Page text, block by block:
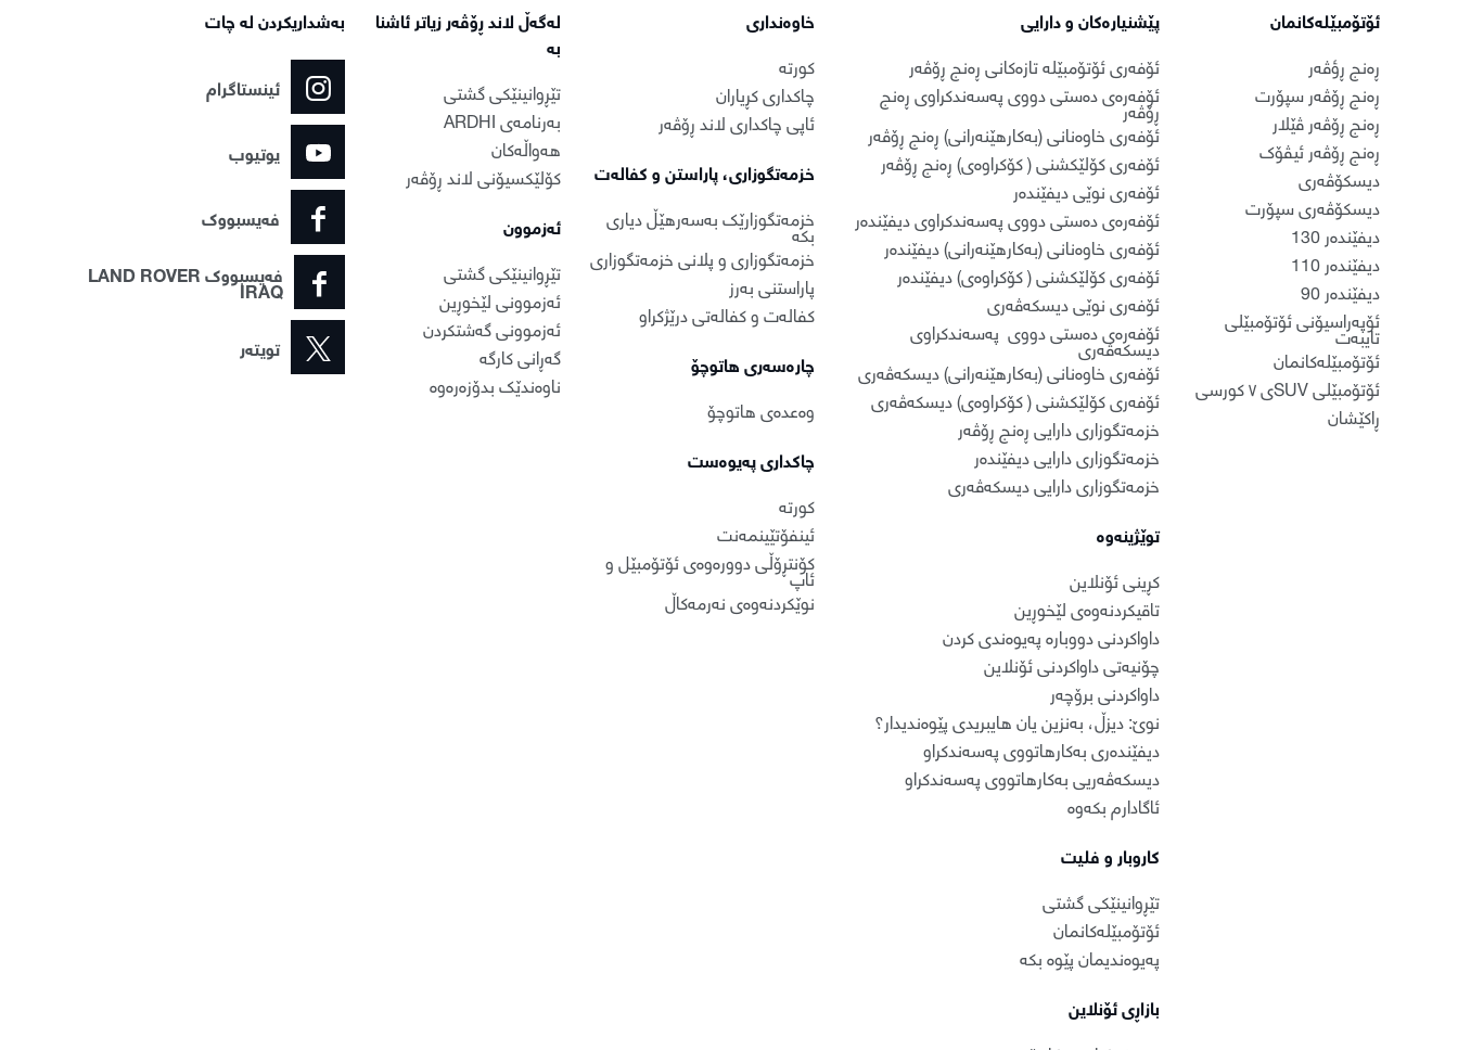
ئۆتۆمبێلەکانمان
ڕەنج ڕؤڤەر
ڕەنج ڕۆڤەر سپۆرت
ڕەنج ڕۆڤەر ڤێلار
ڕەنج ڕۆڤەر ئیڤۆک
دیسکۆڤەری
دیسکۆڤەری سپۆرت
دیفێندەر 130
دیفێندەر 110
دیفێندەر 90
ئۆپەراسیۆنی ئۆتۆمبێلی
تایبەت
ئۆتۆمبێلەکانمان
ئۆتۆمبێلی SUVی ٧ کورسی
ڕاکێشان
پێشنیارەکان و دارایی
ئۆفەری ئۆتۆمبێلە تازەکانی ڕەنج ڕۆڤەر
ئۆفەرەی دەستی دووی پەسەندکراوی ڕەنج
ڕۆڤەر
ئۆفەری خاوەنانی (بەکارهێنەرانی) ڕەنج ڕۆڤەر
ئۆفەری کۆلێکشنی ( کۆکراوەی) ڕەنج ڕۆڤەر
ئۆفەری نوێی دیفێندەر
ئۆفەرەی دەستی دووی پەسەندکراوی دیفێندەر
ئۆفەری خاوەنانی (بەکارهێنەرانی) دیفێندەر
ئۆفەری کۆلێکشنی ( کۆکراوەی) دیفێندەر
ئۆفەری نوێی دیسکەڤەری
ئۆفەرەی دەستی دووی پەسەندکراوی
دیسکەڤەری
ئۆفەری خاوەنانی (بەکارهێنەرانی) دیسکەڤەری
ئۆفەری کۆلێکشنی ( کۆکراوەی) دیسکەڤەری
خزمەتگوزاری دارایی ڕەنج ڕۆڤەر
خزمەتگوزاری دارایی دیفێندەر
خزمەتگوزاری دارایی دیسکەڤەری
توێژینەوە
کڕینی ئۆنلاین
تاقیکردنەوەی لێخوڕین
داواکردنی دووبارە پەیوەندی کردن
چۆنیەتی داواکردنی ئۆنلاین
داواکردنی برۆچەر
نوێ: دیزڵ، بەنزین یان هایبریدی پێوه‌ندیدار؟
دیفێندەری بەکارهاتووی پەسەندکراو
دیسکەڤەریی بەکارهاتووی پەسەندکراو
ئاگادارم بکەوە
کاروبار و فلیت
تێڕوانینێکی گشتی
ئۆتۆمبێلەکانمان
پەیوەندیمان پێوە بکە
بازاڕی ئۆنلاین
خاوەنداری
کورتە
چاکداری کڕیاران
ئاپی چاکداری لاند ڕۆڤەر
خزمەتگوزاری، پاراستن و کفالەت
خزمەتگوزارێک بەسەرهێڵ دیاری
بکە
خزمەتگوزاری و پلانی خزمەتگوزاری
پاراستنی بەرز
کفالەت و کفالەتی درێژکراو
چارەسەری هاتوچۆ
وەعدەی هاتوچۆ
چاکداری پەیوەست
کورتە
ئینفۆتێینمەنت
کۆنتڕۆڵی دوورەوەی ئۆتۆمبێل و
ئاپ
نوێکردنەوەی نەرمەکاڵ
لەگەڵ لاند ڕۆڤەر زیاتر ئاشنا
بە
تێڕوانینێکی گشتی
بەرنامەی ARDHI
هەواڵەکان
کۆلێکسیۆنی لاند ڕۆڤەر
ئەزموون
تێڕوانینێکی گشتی
ئەزموونی لێخوڕین
ئەزموونی گەشتکردن
گەڕانی کارگە
ناوەندێک بدۆزەرەوە
بەشداریکردن لە چات
ئینستاگرام
یوتیوب
فەیسبووک
فەیسبووک LAND ROVER
IRAQ
تویتەر